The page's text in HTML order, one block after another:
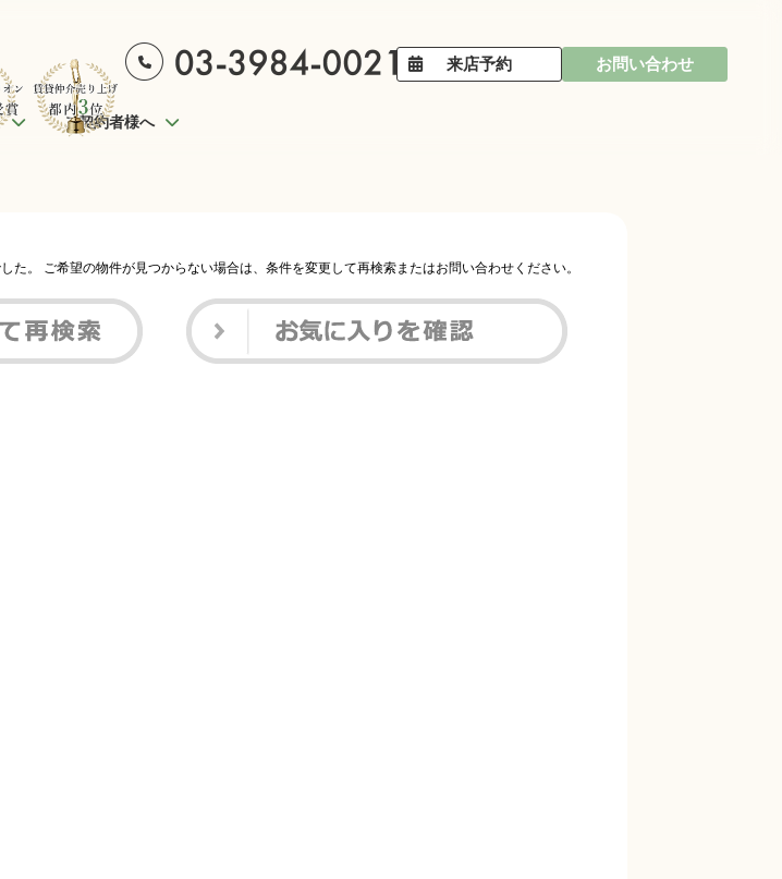
来店予約 お問い合わせ
ご契約者様へ
た。 ご希望の物件が見つからない場合は、条件を変更して再検索またはお問い合わせください。